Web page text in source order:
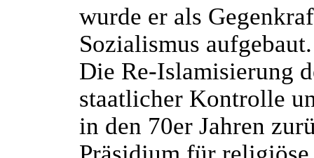
wurde er als
Sozialismus aufgebaut.
Die Re-Islamisierung
staatlicher Kontrolle
in den 70er Jahren